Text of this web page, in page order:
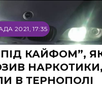
2021, 17:35
КАЙФОМ”,
НАРКОТИКИ,
В ТЕРНОПОЛІ